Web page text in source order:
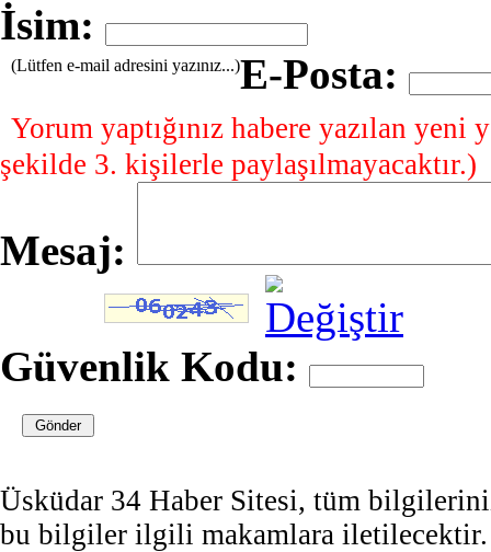
İsim:
E-Posta:
(Lütfen e-mail adresini yazınız...)
Yorum yaptığınız habere yazılan
şekilde 3. kişilerle paylaşılmayacaktır.)
Mesaj:
Güvenlik Kodu:
Üsküdar 34 Haber Sitesi, tüm
bu bilgiler ilgili makamlara iletilecektir.